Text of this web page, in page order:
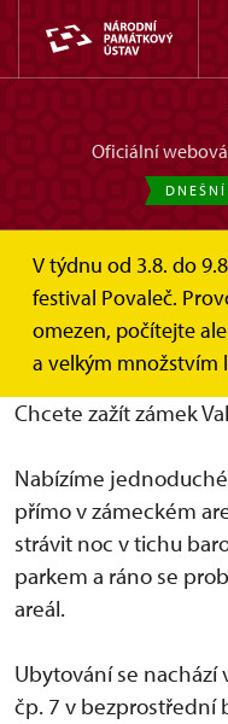
oficiální
V týdnu od 3.8. do
festival Povaleč.
omezen, počítejte
a velkým množstvím
Valeč Ubytování,
Ubytování v
Chcete zažít zámek
Nabízíme
přímo v zámeckém
strávit noc v tichu
parkem a ráno se
areál.
Ubytování se
čp. 7 v bezprostřední